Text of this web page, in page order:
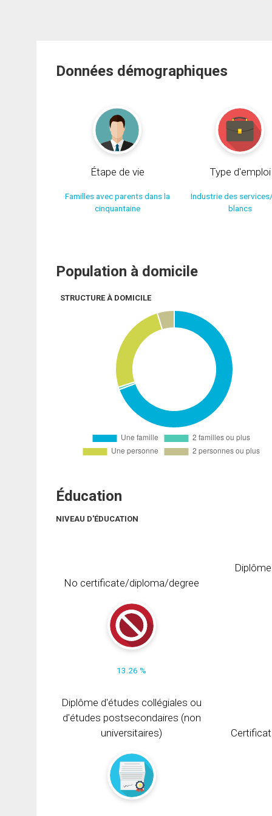
Données démographiques
Étape de vie
Familles avec parents dans la
cinquantaine
Type d'emploi
Industrie des
blancs
Population à domicile
STRUCTURE À DOMICILE
Éducation
NIVEAU D'ÉDUCATION
No certificate/diploma/degree
13.26 %
Diplôme d'études collégiales ou
d'études postsecondaires (non
universitaires)